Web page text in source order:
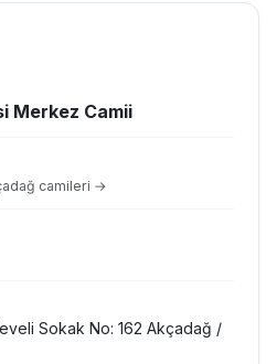
Merkez Camii
camileri →
Sokak No: 162 Akçadağ /